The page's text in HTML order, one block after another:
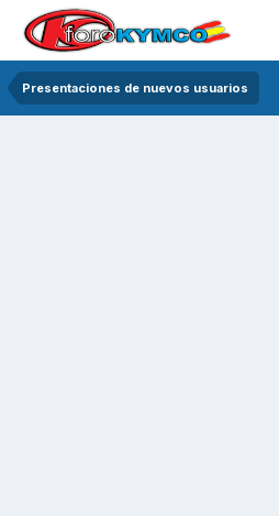
Presentaciones de nuevos usuarios